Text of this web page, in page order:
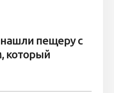
пещеру с
который